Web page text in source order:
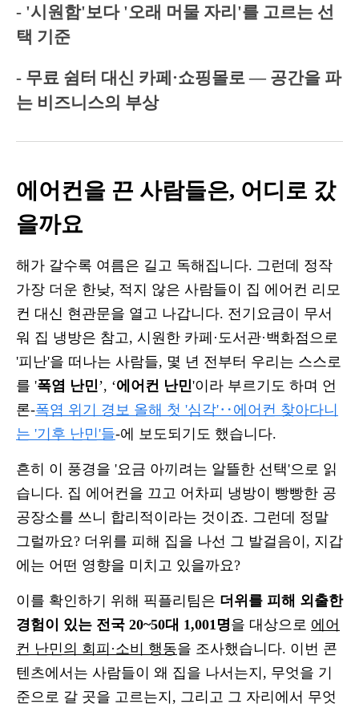
- '시원함'보다 '오래 머물 자리'를 고르는 선
택 기준
- 무료 쉼터 대신 카페·쇼핑몰로 — 공간을 파
는 비즈니스의 부상
에어컨을 끈 사람들은, 어디로 갔
을까요
해가 갈수록 여름은 길고 독해집니다. 그런데 정작
가장 더운 한낮, 적지 않은 사람들이 집 에어컨 리모
컨 대신 현관문을 열고 나갑니다. 전기요금이 무서
워 집 냉방은 참고, 시원한 카페·도서관·백화점으로
'피난'을 떠나는 사람들, 몇 년 전부터 우리는 스스로
를 '폭염 난민’, ‘에어컨 난민'이라 부르기도 하며 언
론-폭염 위기 경보 올해 첫 '심각'‥에어컨 찾아다니
는 '기후 난민'들-에 보도되기도 했습니다.
흔히 이 풍경을 '요금 아끼려는 알뜰한 선택'으로 읽
습니다. 집 에어컨을 끄고 어차피 냉방이 빵빵한 공
공장소를 쓰니 합리적이라는 것이죠. 그런데 정말
그럴까요? 더위를 피해 집을 나선 그 발걸음이, 지갑
에는 어떤 영향을 미치고 있을까요?
이를 확인하기 위해 픽플리팀은 더위를 피해 외출한
경험이 있는 전국 20~50대 1,001명을 대상으로 에어
컨 난민의 회피·소비 행동을 조사했습니다. 이번 콘
텐츠에서는 사람들이 왜 집을 나서는지, 무엇을 기
준으로 갈 곳을 고르는지, 그리고 그 자리에서 무엇